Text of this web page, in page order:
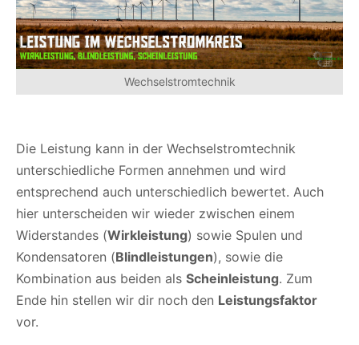
Wechselstromtechnik
Die Leistung kann in der Wechselstromtechnik
unterschiedliche Formen annehmen und wird
entsprechend auch unterschiedlich bewertet. Auch
hier unterscheiden wir wieder zwischen einem
Widerstandes (Wirkleistung) sowie Spulen und
Kondensatoren (Blindleistungen), sowie die
Kombination aus beiden als Scheinleistung. Zum
Ende hin stellen wir dir noch den Leistungsfaktor
vor.